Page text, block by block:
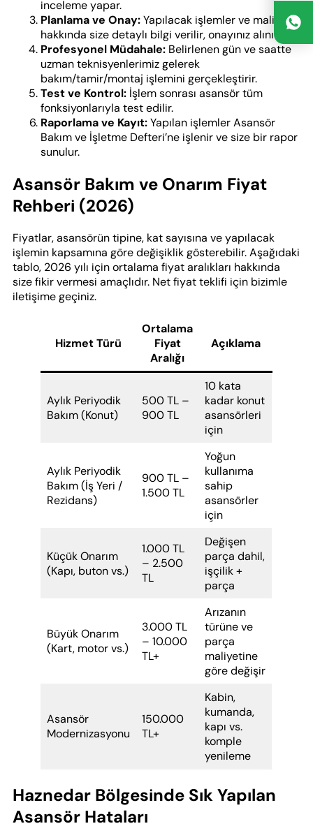
inceleme yapar.
Planlama ve Onay:Yapılacak işlemler ve maliyet
hakkında size detaylı bilgi verilir, onayınız alınır.
Profesyonel Müdahale: Belirlenen gün ve saatte
uzman teknisyenlerimiz gelerek
bakım/tamir/montaj işlemini gerçekleştirir.
Test ve Kontrol: İşlem sonrası asansör tüm
fonksiyonlarıyla test edilir.
Raporlama ve Kayıt:Yapılan işlemler Asansör
Bakım ve İşletme Defteri’ne işlenir ve size bir rapor
sunulur.
Asansör Bakım ve Onarım Fiyat
Rehberi (2026)
Fiyatlar, asansörün tipine, kat sayısına ve yapılacak
işlemin kapsamına göre değişiklik gösterebilir. Aşağıdaki
tablo, 2026 yılı için ortalama fiyat aralıkları hakkında
size fikir vermesi amaçlıdır. Net fiyat teklifi için bizimle
iletişime geçiniz.
Hizmet Türü
Ortalama
Fiyat
Aralığı
Açıklama
Aylık Periyodik
Bakım (Konut)
500 TL –
900 TL
10 kata
kadar konut
asansörleri
için
Aylık Periyodik
Bakım (İş Yeri /
Rezidans)
900 TL –
1.500 TL
Yoğun
kullanıma
sahip
asansörler
için
Küçük Onarım
(Kapı, buton vs.)
1.000 TL
– 2.500
TL
Değişen
parça dahil,
işçilik +
parça
Büyük Onarım
(Kart, motor vs.)
3.000 TL
– 10.000
TL+
Arızanın
türüne ve
parça
maliyetine
göre değişir
Asansör
Modernizasyonu
150.000
TL+
Kabin,
kumanda,
kapı vs.
komple
yenileme
Haznedar Bölgesinde Sık Yapılan
Asansör Hataları